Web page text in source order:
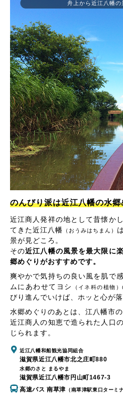
のんびり派は近江八幡の水
近江商人発祥の地として昔懐か
てきた近江八幡 （おうみはちまん）
景が見どころ。
その近江八幡の風景を最大限に
郷めぐりがおすすめです。
爽やかで気持ちの良い風を肌で
ムにあわせてヨシ
（イネ科の植物）
びり進んでいけば、ホッと心が落
水郷めぐりのあとは、江八幡市
近江商人の知恵で造られた人口
じられます。
近江八幡和船観光協同組合
滋賀県近江八幡市北之庄町880
水郷のさと まるやま
滋賀県近江八幡市円山町1467-3
高速バス 南草津 （南草津駅東口ターミ
舟上から近江八幡の